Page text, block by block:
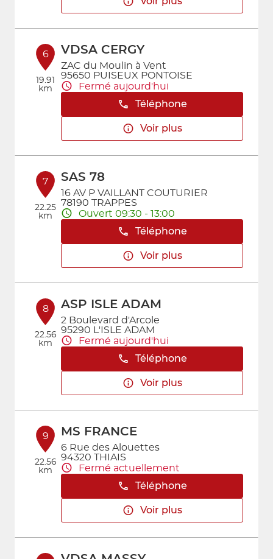
6
19.91
km
VDSA CERGY
ZAC du Moulin à Vent
95650 PUISEUX PONTOISE
Fermé aujourd'hui
Téléphone
Voir plus
7
22.25
km
SAS 78
16 AV P VAILLANT COUTURIER
78190 TRAPPES
Ouvert 09:30 - 13:00
Téléphone
Voir plus
8
22.56
km
ASP ISLE ADAM
2 Boulevard d'Arcole
95290 L'ISLE ADAM
Fermé aujourd'hui
Téléphone
Voir plus
9
22.56
km
MS FRANCE
6 Rue des Alouettes
94320 THIAIS
Fermé actuellement
Téléphone
Voir plus